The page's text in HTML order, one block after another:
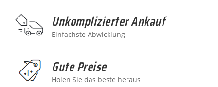
Unkomplizierter Ankauf
Einfachste Abwicklung
Gute Preise
Holen Sie das beste heraus